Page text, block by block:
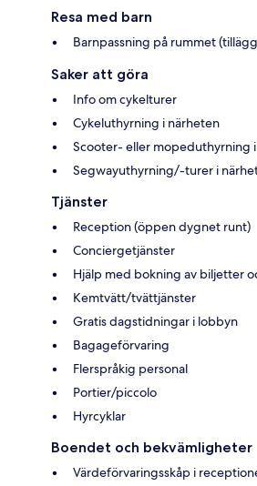
Resa med barn
Barnpassning på rummet
Saker att göra
Info om cykelturer
Cykeluthyrning i närheten
Scooter- eller mopeduthyrning
Segwayuthyrning/-turer i
Tjänster
Reception (öppen dygnet runt)
Conciergetjänster
Hjälp med bokning av biljetter
Kemtvätt/tvättjänster
Gratis dagstidningar i lobbyn
Bagageförvaring
Flerspråkig personal
Portier/piccolo
Hyrcyklar
Boendet och bekvämligheter
Värdeförvaringsskåp i